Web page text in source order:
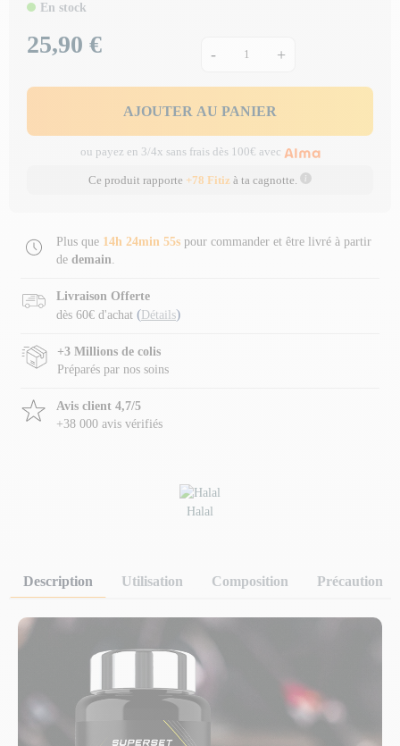
En stock
Prix
25,90 € - +
AJOUTER AU PANIER
ou payez en 3/4x sans frais dès 100€ avec
Ce produit rapporte +78 Fitiz à ta cagnotte.
Plus que 14h 24min 54s pour commander et être livré à partir
de demain.
Livraison Offerte
dès 60€ d'achat ( Détails)
+3 Millions de colis
Préparés par nos soins
Avis client 4,7/5
+38 000 avis vérifiés
Halal
Description Utilisation Composition Précaution